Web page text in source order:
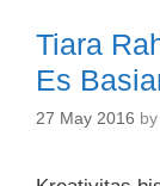
Tiara
Es
27 May 2016 by